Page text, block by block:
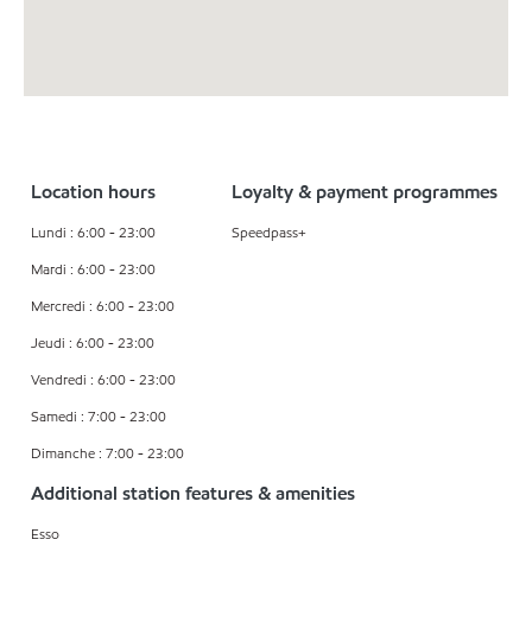
Location hours
Lundi : 6:00 - 23:00
Mardi : 6:00 - 23:00
Mercredi : 6:00 - 23:00
Jeudi : 6:00 - 23:00
Vendredi : 6:00 - 23:00
Samedi : 7:00 - 23:00
Dimanche : 7:00 - 23:00
Loyalty & payment programmes
Speedpass+
Additional station features & amenities
Esso